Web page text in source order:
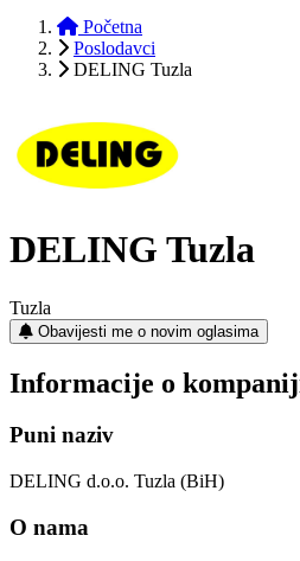
Početna
Poslodavci
DELING Tuzla
DELING Tuzla
Tuzla
Obavijesti me o novim oglasima
Informacije o
Puni naziv
DELING d.o.o. Tuzla (BiH)
O nama